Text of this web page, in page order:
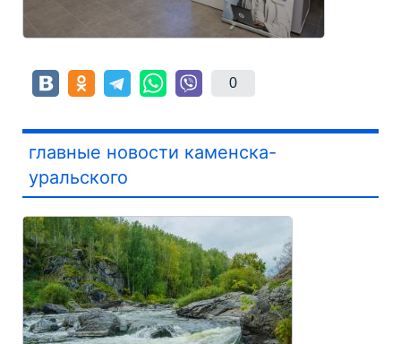
0
главные новости каменска-
уральского